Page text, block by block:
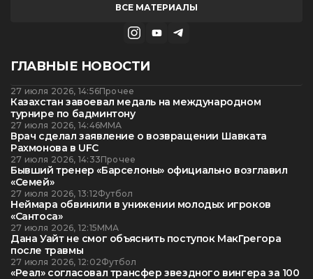
ВСЕ МАТЕРИАЛЫ
ГЛАВНЫЕ НОВОСТИ
27 июля 2026, 14:56Прочее
Казахстан завоевал медаль на международном
турнире по бадминтону
27 июля 2026, 14:46ММА
Врач сделал заявление о возвращении Шавката
Рахмонова в UFC
27 июля 2026, 14:33Прочее
Бывший тренер «Барселоны» официально возглавил
«Семей»
27 июля 2026, 13:12Футбол
Неймара обвинили в унижении молодых игроков
«Сантоса»
27 июля 2026, 12:15ММА
Дана Уайт не смог объяснить поступок МакГрегора
после травмы
27 июля 2026, 12:02Футбол
«Реал» согласовал трансфер звездного вингера за 100